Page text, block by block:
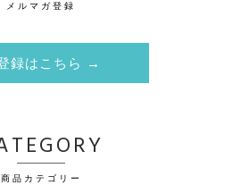
メルマガ登録
録はこちら →
商品カテゴリー